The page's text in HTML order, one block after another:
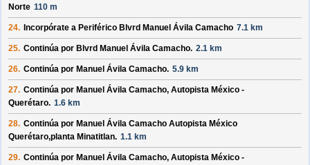
Norte 110 m
24. Incorpórate a Periférico Blvrd Manuel Ávila Camacho 7.1 km
25. Continúa por Blvrd Manuel Ávila Camacho. 2.1 km
26. Continúa por Manuel Ávila Camacho. 5.9 km
27. Continúa por Manuel Ávila Camacho, Autopista México -
Querétaro. 1.6 km
28. Continúa por Manuel Ávila Camacho Autopista México
Querétaro,planta Minatitlan. 1.1 km
29. Continúa por Manuel Ávila Camacho, Autopista México -